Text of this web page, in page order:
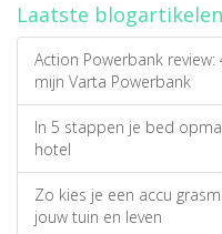
Laatste blogartikelen
Action Powerbank
mijn Varta Powerbank
In 5 stappen je bed
hotel
Zo kies je een accu
jouw tuin en leven